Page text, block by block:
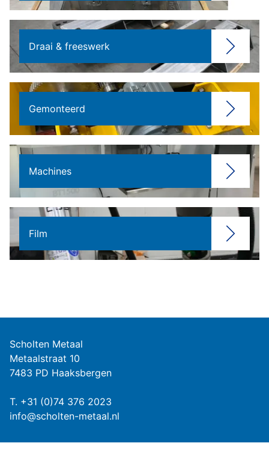
Draai & freeswerk
Gemonteerd
Machines
Film
Scholten Metaal
Metaalstraat 10
7483 PD Haaksbergen
T. +31 (0)74 376 2023
info@scholten-metaal.nl